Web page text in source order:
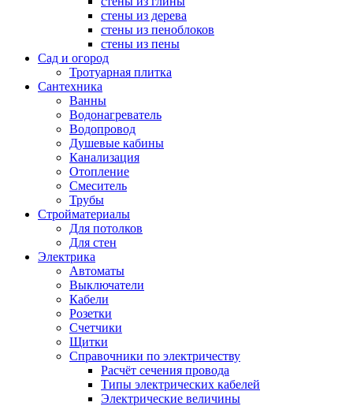
стены из дерева
стены из пеноблоков
стены из пены
Сад и огород
Тротуарная плитка
Сантехника
Ванны
Водонагреватель
Водопровод
Душевые кабины
Канализация
Отопление
Смеситель
Трубы
Стройматериалы
Для потолков
Для стен
Электрика
Автоматы
Выключатели
Кабели
Розетки
Счетчики
Щитки
Справочники по электричеству
Расчёт сечения провода
Типы электрических кабелей
Электрические величины